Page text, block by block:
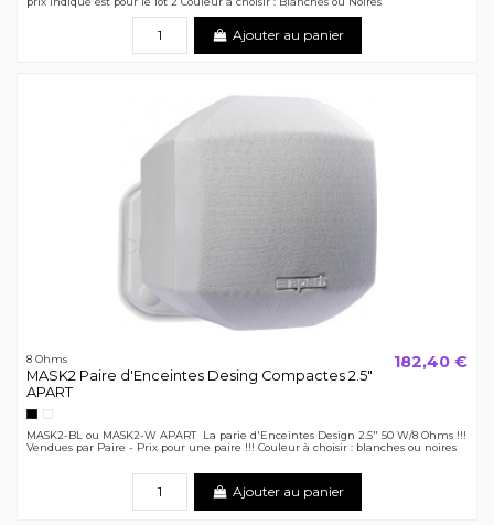
Ajouter au panier
8 Ohms
MASK2 Paire d'Enceintes Desing Compactes 2.5"
APART
NoirBlanc
182,40 €
MASK2-BL ou MASK2-W APART La parie d'Enceintes Design 2.5" 50 W/8 Ohms !!!
Vendues par Paire - Prix pour une paire !!! Couleur à choisir : blanches ou noires
Ajouter au panier